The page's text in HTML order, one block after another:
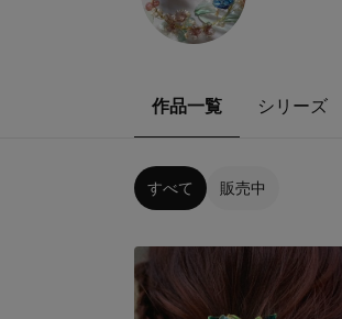
作品一覧 シリーズ
すべて 販売中